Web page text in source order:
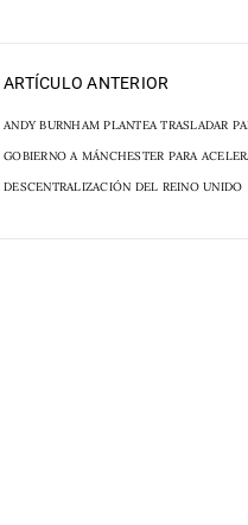
ARTÍCULO ANTERIOR
ANDY BURNHAM PLANTEA TRASLADAR
GOBIERNO A MÁNCHESTER PARA
DESCENTRALIZACIÓN DEL REINO UNIDO